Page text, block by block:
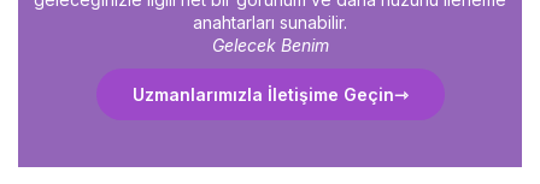
anahtarları sunabilir.
Gelecek Benim
Uzmanlarımızla İletişime Geçin